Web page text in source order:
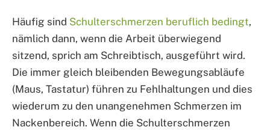
Häufig sind Schulterschmerzen beruflich bedingt,
nämlich dann, wenn die Arbeit überwiegend
sitzend, sprich am Schreibtisch, ausgeführt wird.
Die immer gleich bleibenden Bewegungsabläufe
(Maus, Tastatur) führen zu Fehlhaltungen und dies
wiederum zu den unangenehmen Schmerzen im
Nackenbereich. Wenn die Schulterschmerzen